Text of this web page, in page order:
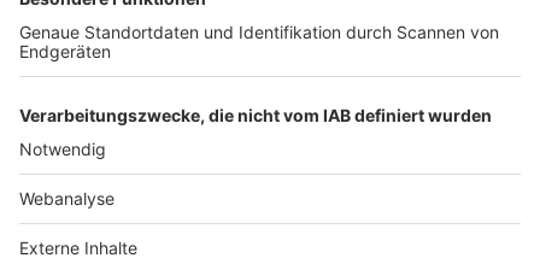
Nutzungsbedingungen Datenschutz Impressum